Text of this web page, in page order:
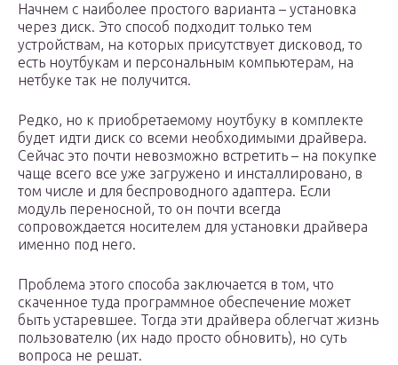
Начнем с наиболее простого варианта – установка
через диск. Это способ подходит только тем
устройствам, на которых присутствует дисковод, то
есть ноутбукам и персональным компьютерам, на
нетбуке так не получится.
Редко, но к приобретаемому ноутбуку в комплекте
будет идти диск со всеми необходимыми драйвера.
Сейчас это почти невозможно встретить – на покупке
чаще всего все уже загружено и инсталлировано, в
том числе и для беспроводного адаптера. Если
модуль переносной, то он почти всегда
сопровождается носителем для установки драйвера
именно под него.
Проблема этого способа заключается в том, что
скаченное туда программное обеспечение может
быть устаревшее. Тогда эти драйвера облегчат жизнь
пользователю (их надо просто обновить), но суть
вопроса не решат.